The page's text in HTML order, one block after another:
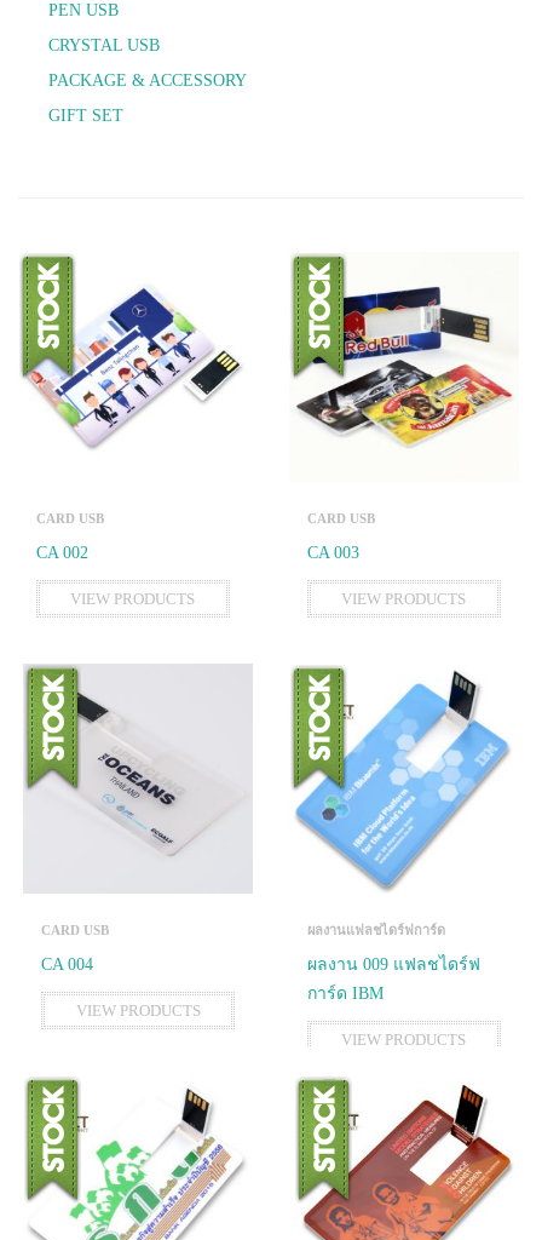
PEN USB
CRYSTAL USB
PACKAGE & ACCESSORY
GIFT SET
CARD USB
CA 002
VIEW PRODUCTS
CARD USB
CA 003
VIEW PRODUCTS
CARD USB
CA 004
VIEW PRODUCTS
ผลงานแฟลชไดร์ฟการ์ด
ผลงาน 009 แฟลชไดร์ฟ
การ์ด IBM
VIEW PRODUCTS